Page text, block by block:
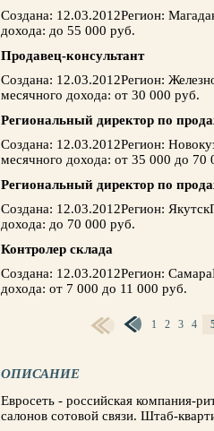
Создана: 12.03.2012Регион:
дохода: до 55 000 руб.
Продавец-консультант
Создана: 12.03.2012Регион:
месячного дохода: от 30 000 руб.
Региональный директор по
Создана: 12.03.2012Регион:
месячного дохода: от 35 000 до 70
Региональный директор по
Создана: 12.03.2012Регион:
дохода: до 70 000 руб.
Контролер склада
Создана: 12.03.2012Регион:
дохода: от 7 000 до 11 000 руб.
1 2 3 4
ОПИСАНИЕ
Евросеть - российская компания-
салонов сотовой связи. Штаб-